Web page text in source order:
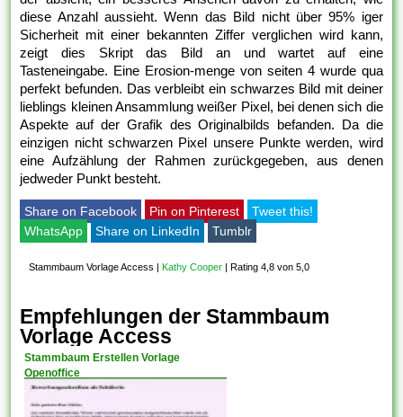
diese Anzahl aussieht. Wenn das Bild nicht über 95% iger
Sicherheit mit einer bekannten Ziffer verglichen wird kann,
zeigt dies Skript das Bild an und wartet auf eine
Tasteneingabe. Eine Erosion-menge von seiten 4 wurde qua
perfekt befunden. Das verbleibt ein schwarzes Bild mit deiner
lieblings kleinen Ansammlung weißer Pixel, bei denen sich die
Aspekte auf der Grafik des Originalbilds befanden. Da die
einzigen nicht schwarzen Pixel unsere Punkte werden, wird
eine Aufzählung der Rahmen zurückgegeben, aus denen
jedweder Punkt besteht.
Share on Facebook Pin on Pinterest
Tweet this!
WhatsApp
Share on LinkedIn Tumblr
Stammbaum Vorlage Access Kathy Cooper Rating 4,8 von 5,0
Empfehlungen der Stammbaum
Vorlage Access
Stammbaum Erstellen Vorlage
Openoffice